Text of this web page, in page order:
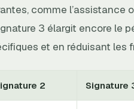
comme l’assistance
3 élargit encore le
et en réduisant les
2 Signature